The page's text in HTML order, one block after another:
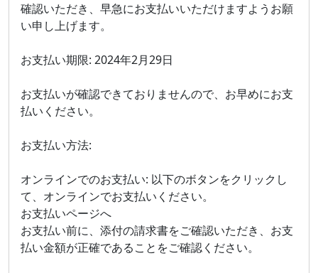
確認いただき、早急にお支払いいただけますようお願
い申し上げます。
お支払い期限: 2024年2月29日
お支払いが確認できておりませんので、お早めにお支
払いください。
お支払い方法:
オンラインでのお支払い: 以下のボタンをクリックし
て、オンラインでお支払いください。
お支払いページへ
お支払い前に、添付の請求書をご確認いただき、お支
払い金額が正確であることをご確認ください。